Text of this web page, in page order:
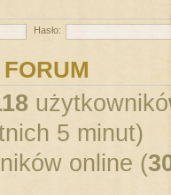
Hasło:
5 minut)
online (